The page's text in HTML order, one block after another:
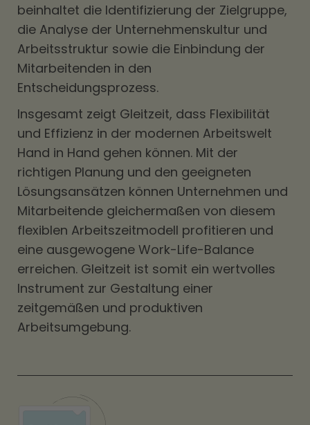
beinhaltet die Identifizierung der Zielgruppe,
die Analyse der Unternehmenskultur und
Arbeitsstruktur sowie die Einbindung der
Mitarbeitenden in den
Entscheidungsprozess.
Insgesamt zeigt Gleitzeit, dass Flexibilität
und Effizienz in der modernen Arbeitswelt
Hand in Hand gehen können. Mit der
richtigen Planung und den geeigneten
Lösungsansätzen können Unternehmen und
Mitarbeitende gleichermaßen von diesem
flexiblen Arbeitszeitmodell profitieren und
eine ausgewogene Work-Life-Balance
erreichen. Gleitzeit ist somit ein wertvolles
Instrument zur Gestaltung einer
zeitgemäßen und produktiven
Arbeitsumgebung.